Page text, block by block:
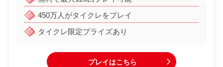
450万人がタイクレをプレイ
タイクレ限定プライズあり
プレイはこちら